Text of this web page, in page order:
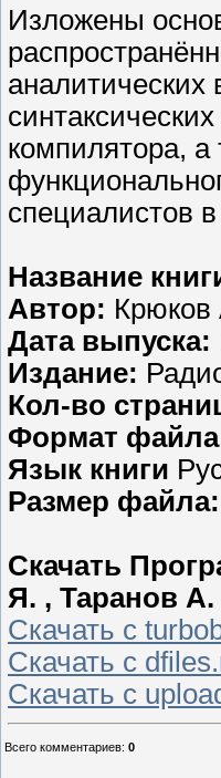
Изложены
компилятора,
специалистов
Название
Автор:
Дата выпуска:
Издание:
Кол-во
Формат
Язык книги
Размер файла:
Скачать
Я. , Таранов
Скачать с
Скачать с
Скачать с
Всего комментариев: 0